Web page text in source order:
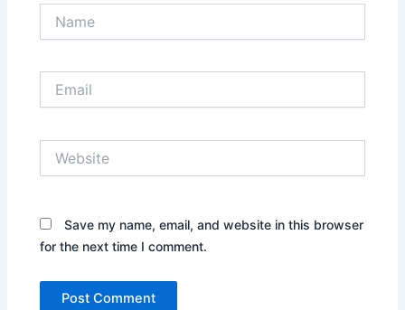
Save my name, email, and website in this browser
for the next time I comment.